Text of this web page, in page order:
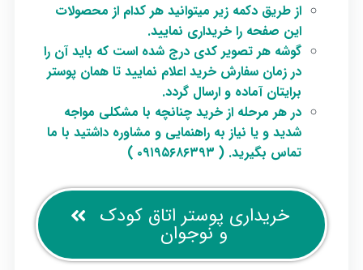
از طریق دکمه زیر میتوانید هر کدام از محصولات
این صفحه را خریداری نمایید.
گوشه هر تصویر کدی درج شده است که باید آن را
در زمان سفارش خرید اعلام نمایید تا همان پوستر
برایتان آماده و ارسال گردد.
در هر مرحله از خرید چنانچه با مشکلی مواجه
شدید و یا نیاز به راهنمایی و مشاوره داشتید با ما
تماس بگیرید. ( ۰۹۱۹۵۶۸۶۳۹۳ )
خریداری پوستر اتاق کودک
و نوجوان